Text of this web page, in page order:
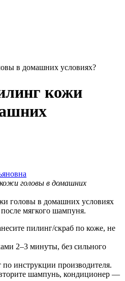
в домашних условиях?
кожи
головы в домашних
головы в домашних условиях
мягкого шампуня.
пилинг/скраб по коже, не
2–3 минуты, без сильного
по инструкции производителя.
шампунь, кондиционер —